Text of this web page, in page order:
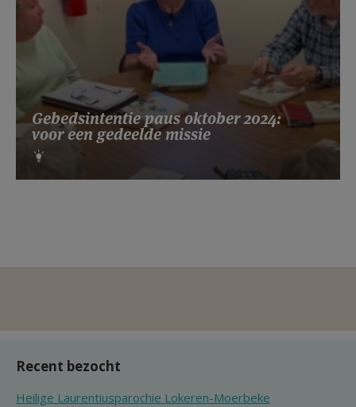
Gebedsintentie paus oktober 2024:
voor een gedeelde missie
Recent bezocht
Heilige Laurentiusparochie Lokeren-Moerbeke